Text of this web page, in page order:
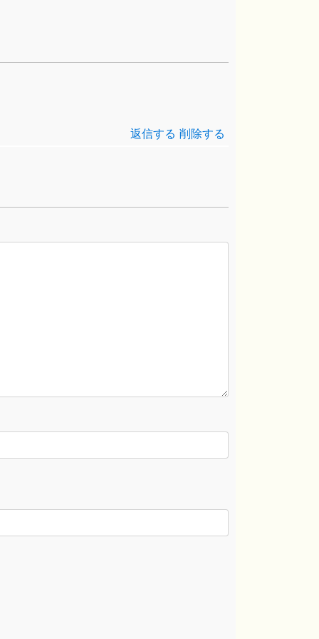
返信する 削除する